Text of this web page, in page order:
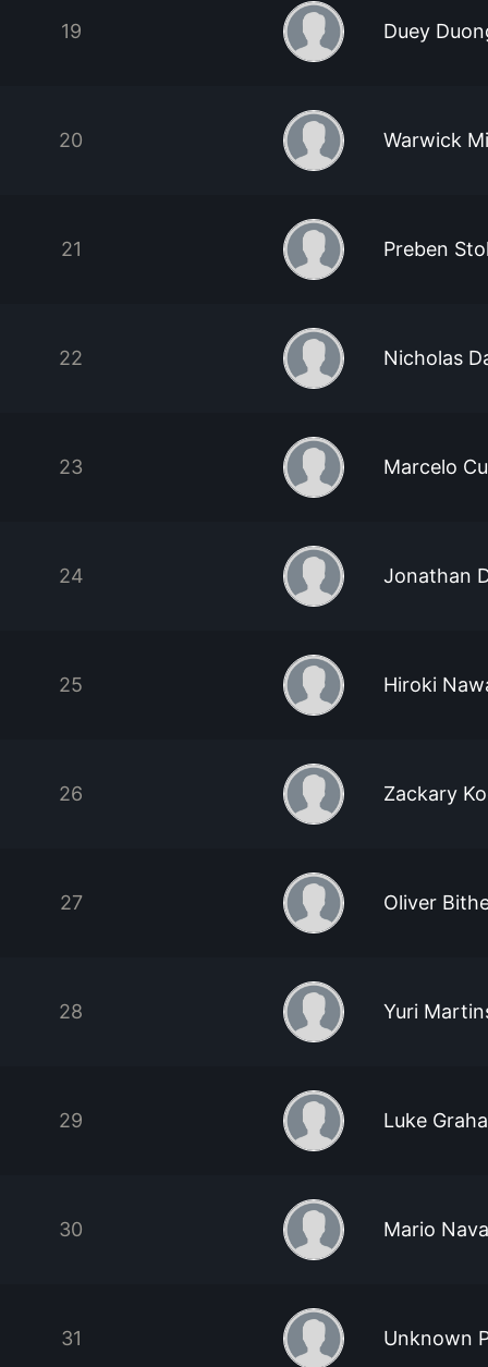
19 Duey
20 Warwick
21 Preben
22 Nicholas
23 Marcelo
24 Jonathan
25 Hiroki
26 Zackary
27 Oliver
28 Yuri
29 Luke
30 Mario
31 Unknown